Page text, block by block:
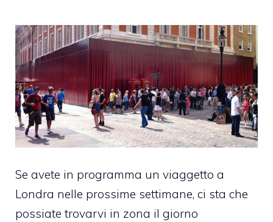
Se avete in programma un viaggetto a
Londra nelle prossime settimane, ci sta che
possiate trovarvi in zona il giorno